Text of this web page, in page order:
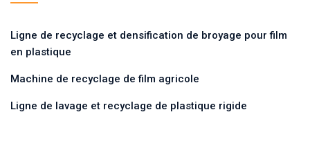
Ligne de recyclage et densification de broyage pour film
en plastique
Machine de recyclage de film agricole
Ligne de lavage et recyclage de plastique rigide